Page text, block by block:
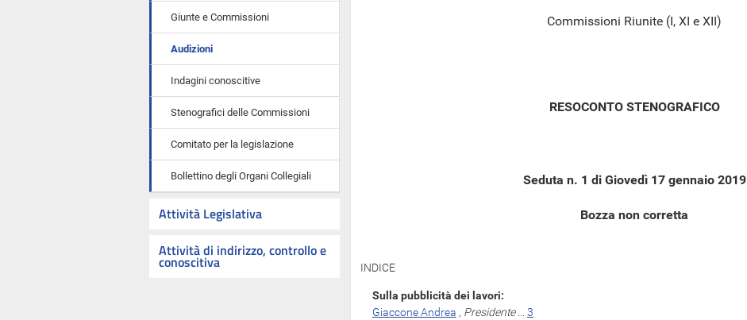
Giunte e Commissioni
Audizioni
Indagini conoscitive
Stenografici delle Commissioni
Comitato per la legislazione
Bollettino degli Organi Collegiali
Attività Legislativa
Attività di indirizzo, controllo e
conoscitiva
Commissioni Riunite (I, XI e XII)
RESOCONTO STENOGRAFICO
Seduta n. 1 di Giovedì 17 gennaio 2019
Bozza non corretta
INDICE
Sulla pubblicità dei lavori:
Giaccone Andrea , Presidente... 3